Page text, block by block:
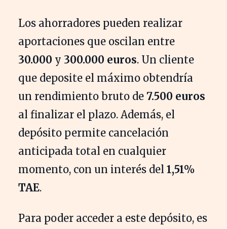
Los ahorradores pueden realizar
aportaciones que oscilan entre
30.000 y 300.000 euros. Un cliente
que deposite el máximo obtendría
un rendimiento bruto de 7.500 euros
al finalizar el plazo. Además, el
depósito permite cancelación
anticipada total en cualquier
momento, con un interés del 1,51%
TAE.
Para poder acceder a este depósito, es